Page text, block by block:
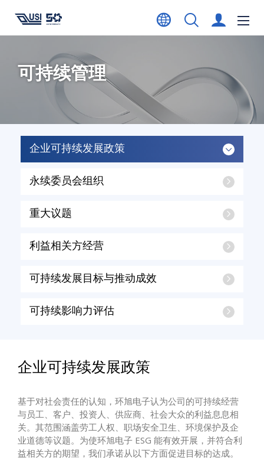
可持续管理
企业可持续发展政策
永续委员会组织
重大议题
利益相关方经营
可持续发展目标与推动成效
可持续影响力评估
企业可持续发展政策
基于对社会责任的认知，环旭电子认为公司的可持续经营
与员工、客户、投资人、供应商、社会大众的利益息息相
关。其范围涵盖劳工人权、职场安全卫生、环境保护及企
业道德等议题。为使环旭电子 ESG 能有效开展，并符合利
益相关方的期望，我们承诺从以下方面促进目标的达成。